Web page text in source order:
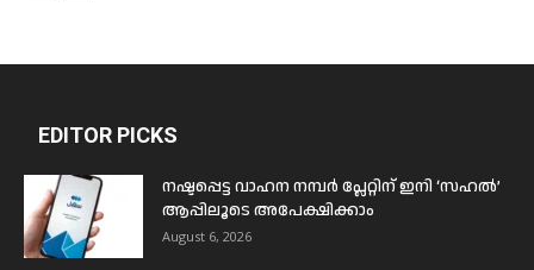
EDITOR PICKS
നഷ്ടപ്പെട്ട വാഹന നമ്പർ പ്ലേറ്റിന് ഇനി ‘സഹൽ’
ആപ്പിലൂടെ അപേക്ഷിക്കാം
August 6, 2026